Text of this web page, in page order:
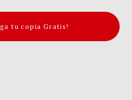
tu copia Gratis!